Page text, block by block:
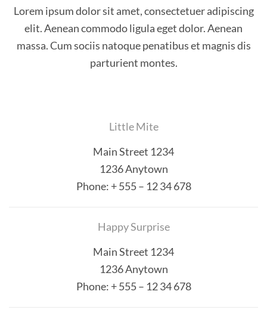
Lorem ipsum dolor sit amet, consectetuer adipiscing
elit. Aenean commodo ligula eget dolor. Aenean
massa. Cum sociis natoque penatibus et magnis dis
parturient montes.
Little Mite
Main Street 1234
1236 Anytown
Phone: + 555 – 12 34 678
Happy Surprise
Main Street 1234
1236 Anytown
Phone: + 555 – 12 34 678